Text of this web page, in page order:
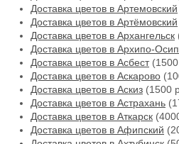
Доставка цветов в Артемовский
Доставка цветов в Артёмовский
Доставка цветов в Архангельск
Доставка цветов в Архипо-
Доставка цветов в Асбест(1500
Доставка цветов в Аскарово
Доставка цветов в Аскиз (1500
Доставка цветов в Астрахань
Доставка цветов в Аткарск
Доставка цветов в Афипский